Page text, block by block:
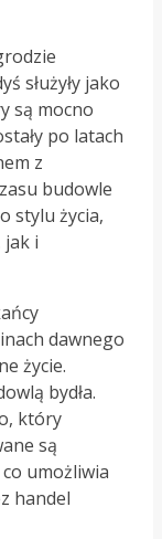
służyły jako
są mocno
po latach
z
budowle
stylu życia,
jak i
dawnego
życie.
bydła.
który
są
umożliwia
handel